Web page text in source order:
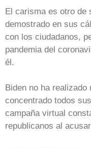
El carisma es otro de
demostrado en sus
con los ciudadanos,
pandemia del
él.
Biden no ha
concentrado todos
campaña virtual
republicanos al